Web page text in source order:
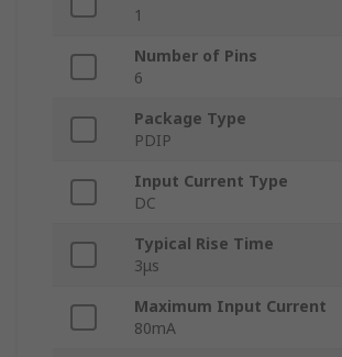
1
Number of Pins
6
Package Type
PDIP
Input Current Type
DC
Typical Rise Time
3μs
Maximum Input Current
80mA